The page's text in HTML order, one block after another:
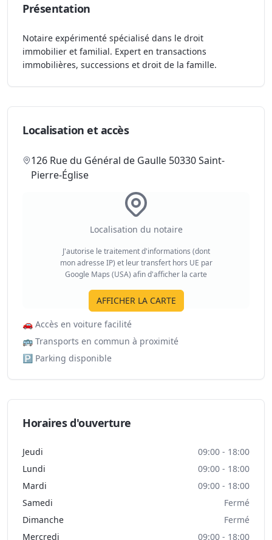
Présentation
Notaire expérimenté spécialisé dans le droit
immobilier et familial. Expert en transactions
immobilières, successions et droit de la famille.
Localisation et accès
126 Rue du Général de Gaulle 50330 Saint-
Pierre-Église
Localisation du notaire
J'autorise le traitement d'informations (dont
mon adresse IP) et leur transfert hors UE par
Google Maps (USA) afin d'afficher la carte
AFFICHER LA CARTE
🚗 Accès en voiture facilité
🚌 Transports en commun à proximité
🅿️ Parking disponible
Horaires d'ouverture
Jeudi
09:00 - 18:00
Lundi
09:00 - 18:00
Mardi
09:00 - 18:00
Samedi
Fermé
Dimanche
Fermé
Mercredi
09:00 - 18:00